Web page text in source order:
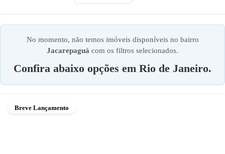
No momento, não temos imóveis disponíveis no bairro
Jacarepaguá com os filtros selecionados.
Confira abaixo opções em Rio de Janeiro.
Breve Lançamento